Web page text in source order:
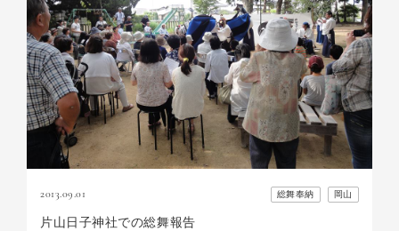
2013.09.01 総舞奉納 岡山
片山日子神社での総舞報告